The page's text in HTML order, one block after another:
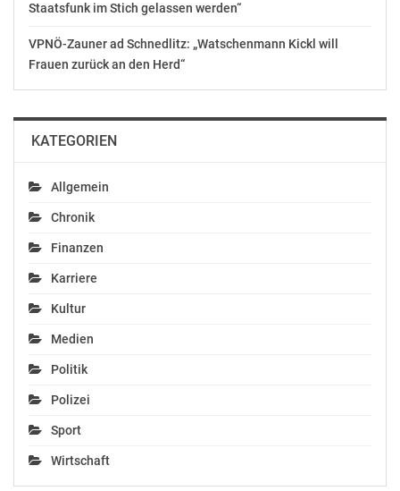
Staatsfunk im Stich gelassen werden“
VPNÖ-Zauner ad Schnedlitz: „Watschenmann Kickl will
Frauen zurück an den Herd“
KATEGORIEN
Allgemein
Chronik
Finanzen
Karriere
Kultur
Medien
Politik
Polizei
Sport
Wirtschaft